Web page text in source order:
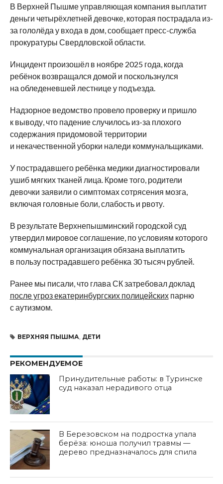
В Верхней Пышме управляющая компания выплатит
деньги четырёхлетней девочке, которая пострадала из-
за гололёда у входа в дом, сообщает пресс-служба
прокуратуры Свердловской области.
Инцидент произошёл в ноябре 2025 года, когда
ребёнок возвращался домой и поскользнулся
на обледеневшей лестнице у подъезда.
Надзорное ведомство провело проверку и пришло
к выводу, что падение случилось из-за плохого
содержания придомовой территории
и некачественной уборки наледи коммунальщиками.
У пострадавшего ребёнка медики диагностировали
ушиб мягких тканей лица. Кроме того, родители
девочки заявили о симптомах сотрясения мозга,
включая головные боли, слабость и рвоту.
В результате Верхнепышминский городской суд
утвердил мировое соглашение, по условиям которого
коммунальная организация обязана выплатить
в пользу пострадавшего ребёнка 30 тысяч рублей.
Ранее мы писали, что глава СК затребовал доклад
после угроз екатеринбургских полицейскихпарню
с аутизмом.
ВЕРХНЯЯ ПЫШМА ДЕТИ
РЕКОМЕНДУЕМОЕ
Принудительные работы: в Туринске
суд наказал нерадивого отца
В Березовском на подростка упала
берёза: юноша получил травмы —
дерево предназначалось для спила